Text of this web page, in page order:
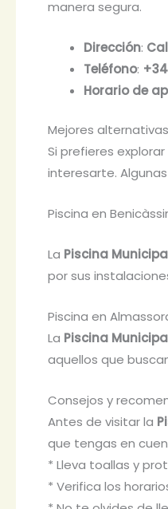
manera segura.
Dirección:
Teléfono:
Horario de
Mejores
Si prefieres
interesarte.
Piscina en
La Piscina
por sus
Piscina en
La Piscina
aquellos que
Consejos y
Antes de visitar la
que tengas en
* Lleva toallas y
* Verifica los